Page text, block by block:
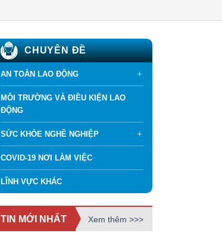
CHUYÊN ĐỀ
AN TOÀN LAO ĐỘNG
MÔI TRƯỜNG VÀ ĐIỀU KIỆN LAO
ĐỘNG
SỨC KHỎE NGHỀ NGHIỆP
COVID-19 NƠI LÀM VIỆC
LĨNH VỰC KHÁC
TIN MỚI NHẤT Xem thêm >>>